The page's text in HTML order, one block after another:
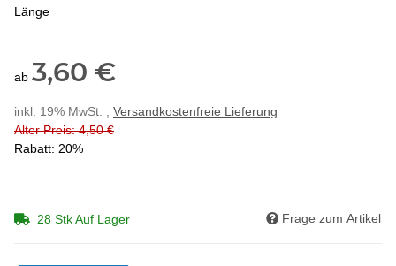
Länge
ab 3,60 €
inkl. 19% MwSt. , Versandkostenfreie Lieferung
Alter Preis: 4,50 €
Rabatt: 20%
28 Stk Auf Lager Frage zum Artikel